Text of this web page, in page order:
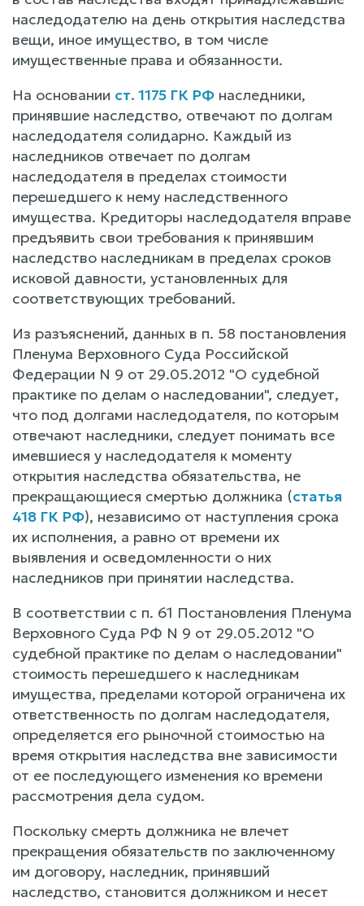
наследодателю на день открытия наследства
вещи, иное имущество, в том числе
имущественные права и обязанности.
На основании ст. 1175 ГК РФ наследники,
принявшие наследство, отвечают по долгам
наследодателя солидарно. Каждый из
наследников отвечает по долгам
наследодателя в пределах стоимости
перешедшего к нему наследственного
имущества. Кредиторы наследодателя вправе
предъявить свои требования к принявшим
наследство наследникам в пределах сроков
исковой давности, установленных для
соответствующих требований.
Из разъяснений, данных в п. 58 постановления
Пленума Верховного Суда Российской
Федерации N 9 от 29.05.2012 "О судебной
практике по делам о наследовании", следует,
что под долгами наследодателя, по которым
отвечают наследники, следует понимать все
имевшиеся у наследодателя к моменту
открытия наследства обязательства, не
прекращающиеся смертью должника (статья
418 ГК РФ), независимо от наступления срока
их исполнения, а равно от времени их
выявления и осведомленности о них
наследников при принятии наследства.
В соответствии с п. 61 Постановления Пленума
Верховного Суда РФ N 9 от 29.05.2012 "О
судебной практике по делам о наследовании"
стоимость перешедшего к наследникам
имущества, пределами которой ограничена их
ответственность по долгам наследодателя,
определяется его рыночной стоимостью на
время открытия наследства вне зависимости
от ее последующего изменения ко времени
рассмотрения дела судом.
Поскольку смерть должника не влечет
прекращения обязательств по заключенному
им договору, наследник, принявший
наследство, становится должником и несет